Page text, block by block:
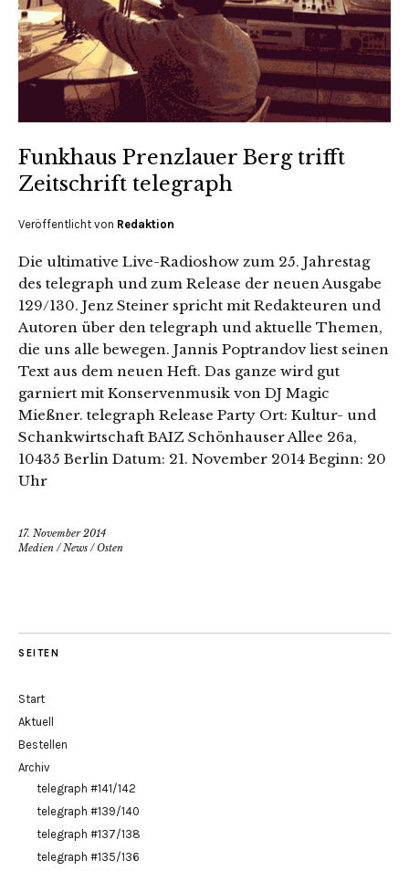
Funkhaus Prenzlauer Berg trifft
Zeitschrift telegraph
Veröffentlicht von Redaktion
Die ultimative Live-Radioshow zum 25. Jahrestag
des telegraph und zum Release der neuen Ausgabe
129/130. Jenz Steiner spricht mit Redakteuren und
Autoren über den telegraph und aktuelle Themen,
die uns alle bewegen. Jannis Poptrandov liest seinen
Text aus dem neuen Heft. Das ganze wird gut
garniert mit Konservenmusik von DJ Magic
Mießner. telegraph Release Party Ort: Kultur- und
Schankwirtschaft BAIZ Schönhauser Allee 26a,
10435 Berlin Datum: 21. November 2014 Beginn: 20
Uhr
17. November 2014
Medien /News /Osten
SEITEN
Start
Aktuell
Bestellen
Archiv
telegraph #141/142
telegraph #139/140
telegraph #137/138
telegraph #135/136